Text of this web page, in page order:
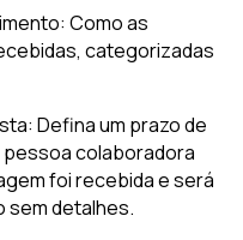
Como as
categorizadas
Defina um prazo de
colaboradora
foi recebida e será
sem detalhes.